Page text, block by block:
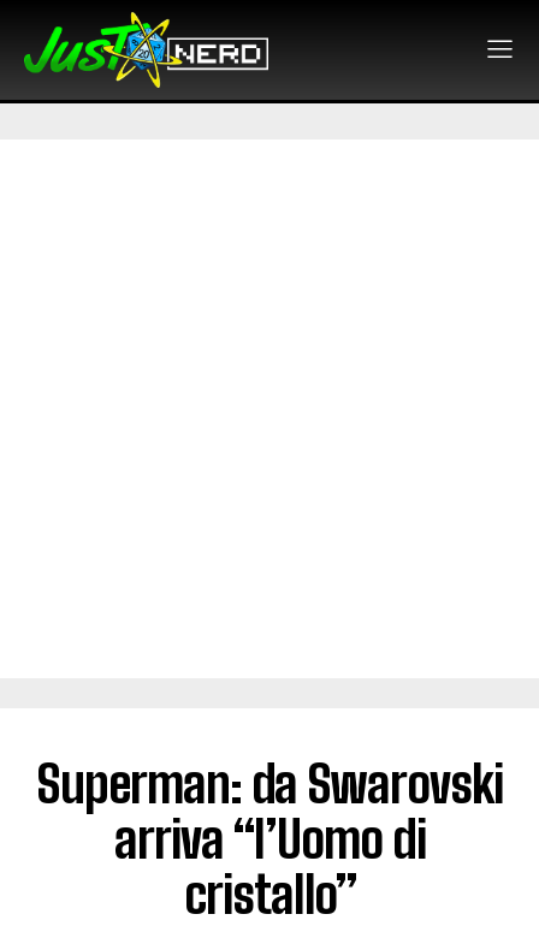
Superman: da Swarovski
arriva “l’Uomo di
cristallo”